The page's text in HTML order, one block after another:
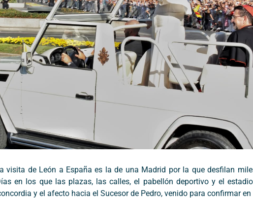
de León a España es la de una Madrid por la que desfilan
en los que las plazas, las calles, el pabellón deportivo y el
y el afecto hacia el Sucesor de Pedro, venido para confirmar